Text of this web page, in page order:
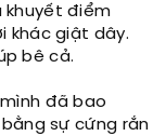
khuyết điểm
khác giật dây.
bê cả.
đã bao
sự cứng rắn